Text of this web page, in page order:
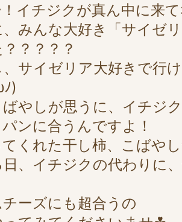
！イチジクが真ん中に
みんな大好き「サイゼ
？？？？
、サイゼリア大好きで行
)
やしが思うに、イチジ
ンに合うんですよ！
くれた干し柿、こばや
、イチジクの代わりに
ーズにも超合うの